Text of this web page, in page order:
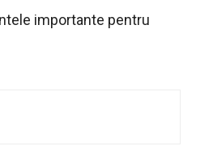
importante pentru